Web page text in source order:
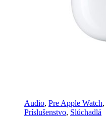
Audio, Pre Apple Watch,
Príslušenstvo, Slúchadlá